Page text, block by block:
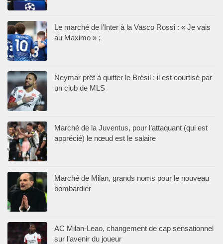
Le marché de l’Inter à la Vasco Rossi : « Je vais
au Maximo » ;
Neymar prêt à quitter le Brésil : il est courtisé par
un club de MLS
Marché de la Juventus, pour l’attaquant (qui est
apprécié) le nœud est le salaire
Marché de Milan, grands noms pour le nouveau
bombardier
AC Milan-Leao, changement de cap sensationnel
sur l’avenir du joueur